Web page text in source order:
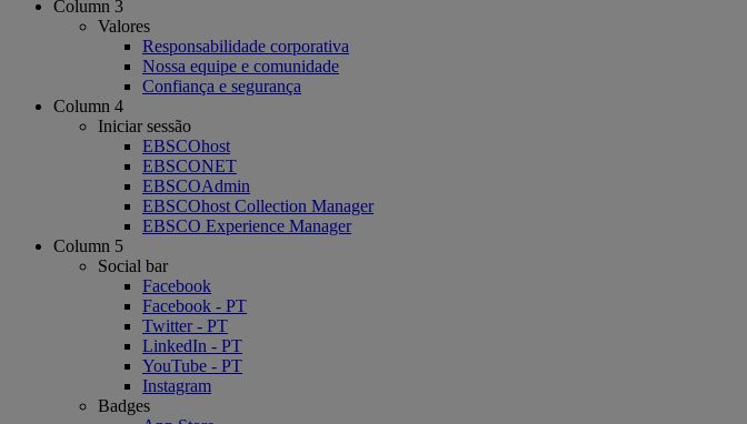
Column 3
Valores
Responsabilidade corporativa
Nossa equipe e comunidade
Confiança e segurança
Column 4
Iniciar sessão
EBSCOhost
EBSCONET
EBSCOAdmin
EBSCOhost Collection Manager
EBSCO Experience Manager
Column 5
Social bar
Facebook
Facebook - PT
Twitter - PT
LinkedIn - PT
YouTube - PT
Instagram
Badges